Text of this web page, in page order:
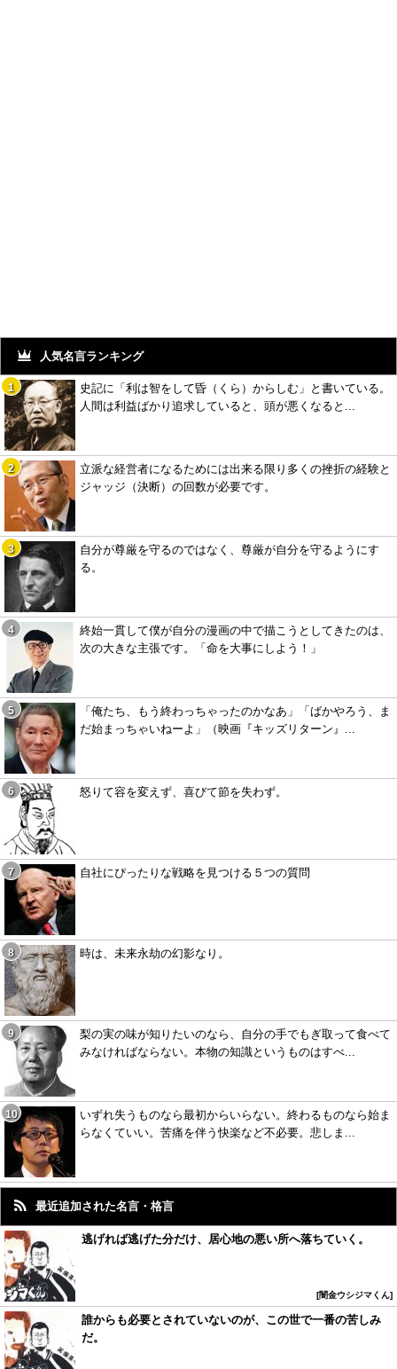
人気名言ランキング
史記に「利は智をして昏（くら）からしむ」と書いている。
人間は利益ばかり追求していると、頭が悪くなると...
立派な経営者になるためには出来る限り多くの挫折の経験と
ジャッジ（決断）の回数が必要です。
自分が尊厳を守るのではなく、尊厳が自分を守るようにす
る。
終始一貫して僕が自分の漫画の中で描こうとしてきたのは、
次の大きな主張です。「命を大事にしよう！」
「俺たち、もう終わっちゃったのかなあ」「ばかやろう、ま
だ始まっちゃいねーよ」（映画『キッズリターン』...
怒りて容を変えず、喜びて節を失わず。
自社にぴったりな戦略を見つける５つの質問
時は、未来永劫の幻影なり。
梨の実の味が知りたいのなら、自分の手でもぎ取って食べて
みなければならない。本物の知識というものはすべ...
いずれ失うものなら最初からいらない。終わるものなら始ま
らなくていい。苦痛を伴う快楽など不必要。悲しま...
最近追加された名言・格言
逃げれば逃げた分だけ、居心地の悪い所へ落ちていく。
闇金ウシジマくん
誰からも必要とされていないのが、この世で一番の苦しみ
だ。